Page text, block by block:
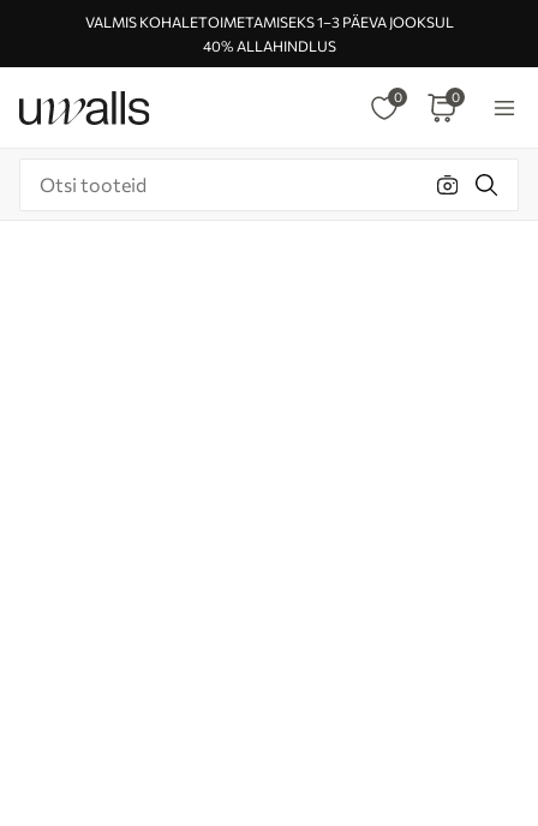
VALMIS KOHALETOIMETAMISEKS 1–3 PÄEVA JOOKSUL
40% ALLAHINDLUS
0 0